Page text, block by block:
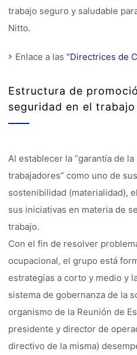
trabajo seguro y saludable
Nitto.
Enlace a las“Directrices de
Estructura de
seguridad en el trabajo
Al establecer la “garantía de
trabajadores” como uno de
sostenibilidad (materialidad),
sus iniciativas en materia de
trabajo.
Con el fin de resolver
ocupacional, el grupo está
estrategias a corto y medio y
sistema de gobernanza de la
organismo de la Reunión de
presidente y director de
directivo de la misma)